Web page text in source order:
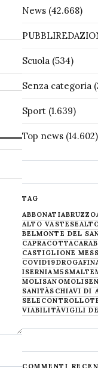
News(42.668)
Scuola(534)
Senza categoria
Sport(1.639)
Top news(14.602)
TAG
ABBONATIABRUZZO
ALTO VASTESE
BELMONTE DEL
CAPRACOTTA
CASTIGLIONE
COVID19DROGA
ISERNIAM5S
MOLISANOMOLISE
SANITÀSCHIAVI DI
SELECONTROLLO
VIABILITÀVIGILI
COMMENTI